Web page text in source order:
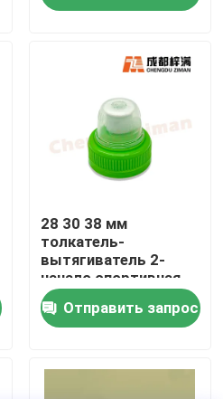
напитка
28 30 38 мм
толкатель-
вытягиватель 2-
начало спортивная
капсула пластиковая
капсула
Отправить запрос